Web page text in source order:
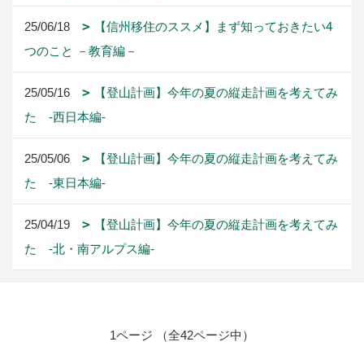
25/06/18
【信州移住のススメ】まず知っておきたい4
つのこと －教育編－
25/05/16
【登山計画】今年の夏の縦走計画を考えてみ
た -西日本編-
25/05/06
【登山計画】今年の夏の縦走計画を考えてみ
た -東日本編-
25/04/19
【登山計画】今年の夏の縦走計画を考えてみ
た -北・南アルプス編-
1ページ （全42ページ中）